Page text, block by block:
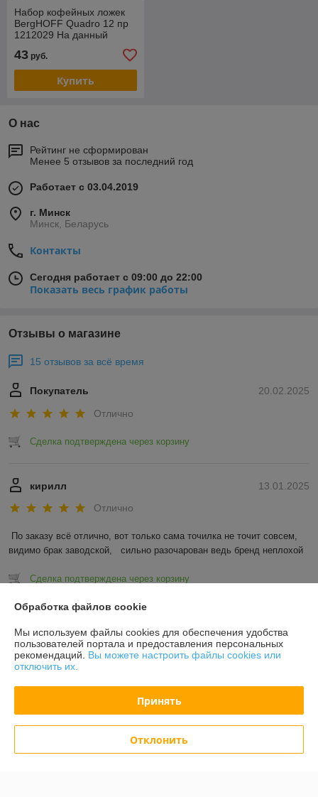
Набор кофейных ложек
BergHOFF Quadro 12 пр
1212029 На данный
товар возможна скидка .
Звоните !
43 руб.
Купить
О нас
Рейтинг не сформирован
Менее 5 отзывов за последний год
Работает с 03.04.2019
г. Минск
Минск, Беларусь
Контакты
Сегодня работает с 09:00 до 22:00
Показать весь график работы
Отзывы о магазине
15 отзывов за всё время
20.02.2025
Покупатель
Отлично
Сделка подтверждена через корзину
13.01.2025
кирилл
Отлично
По заказу всё отлично, вот только сама точилка не точит совсем,
видимо брак заводской,   сильно разочарован ведь бренд неплохой
Сделка подтверждена через корзину
Показать все отзывы
О нас
Доставка и оплата
Обработка файлов cookie
Мы используем файлы cookies для обеспечения удобства
пользователей портала и предоставления персональных
рекомендаций. Вы можете настроить файлы cookies или
отключить их.
Принять
Отклонить